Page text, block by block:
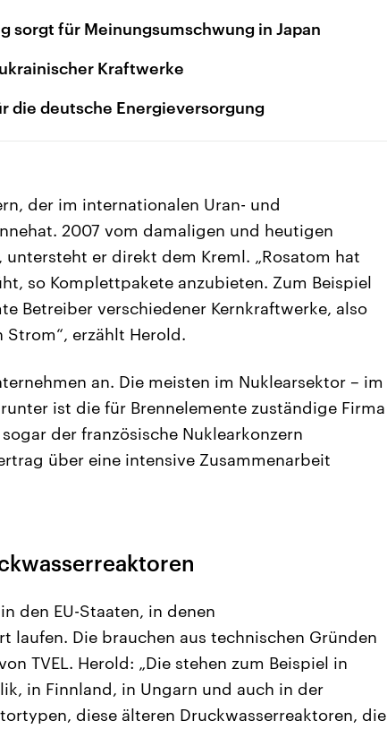
sorgt für Meinungsumschwung in Japan
Kraftwerke
die deutsche Energieversorgung
der im internationalen Uran- und
2007 vom damaligen und heutigen
er direkt dem Kreml. „Rosatom hat
so Komplettpakete anzubieten. Zum Beispiel
Betreiber verschiedener Kernkraftwerke, also
erzählt Herold.
an. Die meisten im Nuklearsektor – im
ist die für Brennelemente zuständige Firma
der französische Nuklearkonzern
über eine intensive Zusammenarbeit
den EU-Staaten, in denen
laufen. Die brauchen aus technischen Gründen
TVEL. Herold: „Die stehen zum Beispiel in
in Finnland, in Ungarn und auch in der
diese älteren Druckwasserreaktoren, die